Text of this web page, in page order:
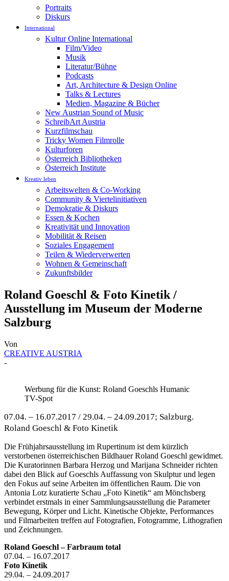
Portraits
Diskurs
International
Kultur Online International
Film/Video
Musik
Literatur/Bühne
Podcasts
Art, Architecture & Design Online
Talks & Lectures
Medien, Magazine & Bücher
New Austrian Sound of Music
SchreibArt Austria
Kurzfilmschau
Tricky Women Filmrolle
Kulturforen
Österreich Bibliotheken
Österreich Institute
Kreativ leben
Arbeitswelten & Co-Working
Community & Viertelinitiativen
Demokratie & Diskurs
Essen & Kochen
Kreativität und Innovation
Mobilität & Reisen
Soziales Engagement
Teilen & Wiederverwerten
Wohnen & Gemeinschaft
Zukunftsbilder
Roland Goeschl & Foto Kinetik /
Ausstellung im Museum der Moderne
Salzburg
Von
CREATIVE AUSTRIA
-
Werbung für die Kunst: Roland Goeschls Humanic
TV-Spot
07.04. – 16.07.2017 / 29.04. – 24.09.2017; Salzburg.
Roland Goeschl & Foto Kinetik
Die Frühjahrsausstellung im Rupertinum ist dem kürzlich
verstorbenen österreichischen Bildhauer Roland Goeschl gewidmet.
Die Kuratorinnen Barbara Herzog und Marijana Schneider richten
dabei den Blick auf Goeschls Auffassung von Skulptur und legen
den Fokus auf seine Arbeiten im öffentlichen Raum. Die von
Antonia Lotz kuratierte Schau „Foto Kinetik“ am Mönchsberg
verbindet erstmals in einer Sammlungsausstellung die Parameter
Bewegung, Körper und Licht. Kinetische Objekte, Performances
und Filmarbeiten treffen auf Fotografien, Fotogramme, Lithografien
und Zeichnungen.
Roland Goeschl – Farbraum total
07.04. – 16.07.2017
Foto Kinetik
29.04. – 24.09.2017